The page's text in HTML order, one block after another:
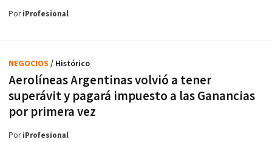
PoriProfesional
Aerolíneas Argentinas volvió a tener
superávit y pagará impuesto a las Ganancias
por primera vez
NEGOCIOS / Histórico
PoriProfesional